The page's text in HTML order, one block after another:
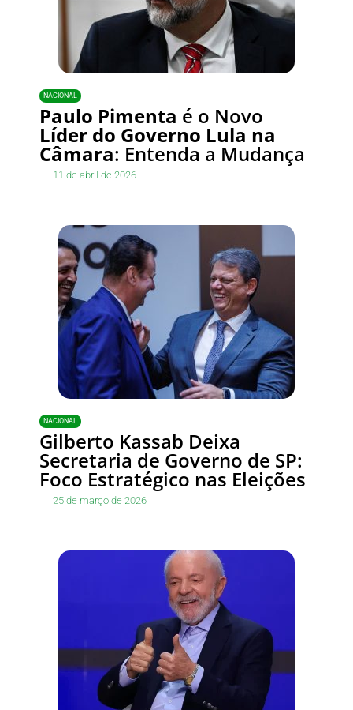
NACIONAL
Paulo Pimenta é o Novo
Líder do Governo Lula na
Câmara: Entenda a Mudança
11 de abril de 2026
NACIONAL
Gilberto Kassab Deixa
Secretaria de Governo de SP:
Foco Estratégico nas Eleições
25 de março de 2026